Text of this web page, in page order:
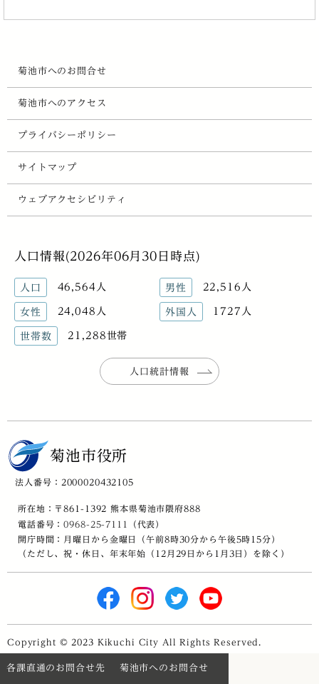
菊池市へのお問合せ
菊池市へのアクセス
プライバシーポリシー
サイトマップ
ウェブアクセシビリティ
人口情報(2026年06月30日時点)
人口 46,564人 男性 22,516人
女性 24,048人 外国人 1727人
世帯数 21,288世帯
人口統計情報
菊池市役所
法人番号：2000020432105
所在地：〒861-1392 熊本県菊池市隈府888
電話番号：0968-25-7111
（代表）
開庁時間：月曜日から金曜日（午前8時30分から午後5時15分）
（ただし、祝・休日、年末年始（12月29日から1月3日）を除く）
Copyright © 2023 Kikuchi City All Rights Reserved.
各課直通のお問合せ先 菊池市へのお問合せ